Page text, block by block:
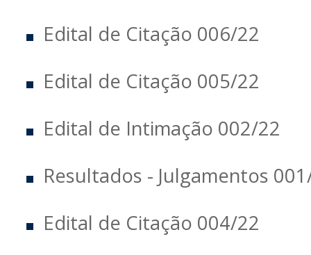
Edital de Citação 006/22
Edital de Citação 005/22
Edital de Intimação 002/22
Resultados - Julgamentos
Edital de Citação 004/22